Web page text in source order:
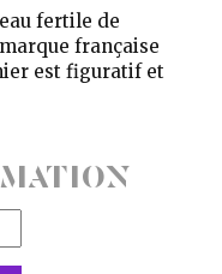
fertile de
française
est figuratif et